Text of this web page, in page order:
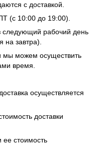
с доставкой.
(с 10:00 до 19:00).
следующий рабочий день
на завтра).
мы можем осуществить
время.
осуществляется
доставки
ее стоимость